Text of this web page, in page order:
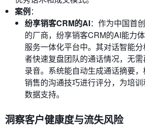
案例：
纷享销客CRM的AI：作为中国首
的厂商，纷享销客CRM的AI能力
服务一体化平台中。其对话智能
者快速复盘团队的通话情况，无
录音。系统能自动生成通话摘要
销售的沟通技巧进行评分，为培
数据支持。
洞察客户健康度与流失风险